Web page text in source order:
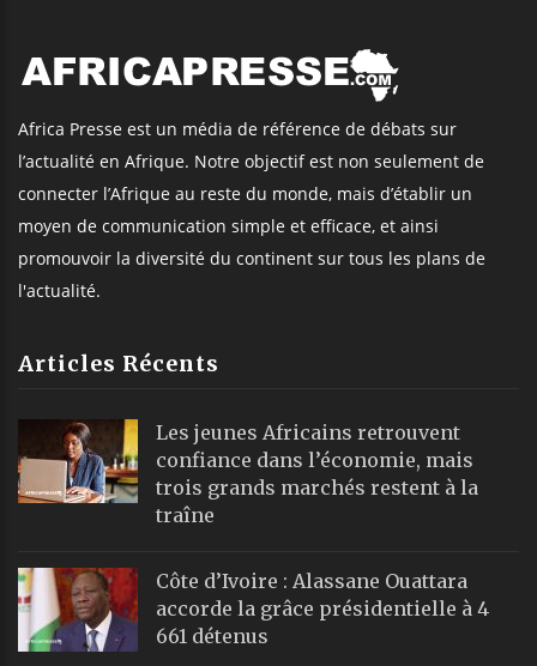
Africa Presse est un média de référence de débats sur
l’actualité en Afrique. Notre objectif est non seulement de
connecter l’Afrique au reste du monde, mais d’établir un
moyen de communication simple et efficace, et ainsi
promouvoir la diversité du continent sur tous les plans de
l'actualité.
Articles Récents
Les jeunes Africains retrouvent
confiance dans l’économie, mais
trois grands marchés restent à la
traîne
Côte d’Ivoire : Alassane Ouattara
accorde la grâce présidentielle à 4
661 détenus